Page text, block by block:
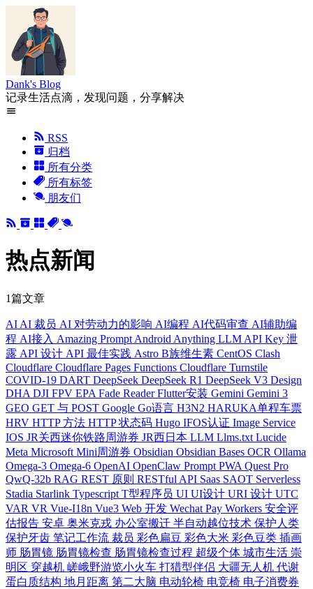
Dank's Blog
记录生活点滴，发现问题，分享解决
RSS
归档
所有分类
所有标签
朋友们
热点新闻
1篇文章
AI AI 裁员 AI 对劳动力的影响 AI编程 AI代码审查 AI辅助编
程 AI接入 Amazing Prompt Android Anything LLM API Key 泄
露 API 设计 API 最佳实践 Astro B族维生素 CentOS Clash
Cloudflare Cloudflare Pages Functions Cloudflare Turnstile
COVID-19 DART DeepSeek DeepSeek R1 DeepSeek V3 Design
DHA DJI FPV EPA Fade ReaderFlutter安装 Gemini Gemini 3
GEO GET 与 POST Google Go语言 H3N2 HARUKA单程车票
HRV HTTP 方法 HTTP 状态码 Hugo IFOS认证 Image Service
IOS JR关西迷你铁路周游券 JR西日本 LLM Llms.txt Lucide
Meta Microsoft Mini周游券 Obsidian Obsidian Bases OCR Ollama
Omega-3 Omega-6 OpenAI OpenClaw Prompt PWA Quest Pro
QwQ-32b RAG REST 原则 RESTful API Saas SAOT Serverless
Stadia Starlink Typescript T型程序员 UI UI设计 URI 设计 UTC
VAR VR Vue-I18n Vue3 Web 开发 Wechat Pay Workers 安全评
估报告 安卓 奥米克戎 办公室搬迁 半自动越位技术 保护人类
保护牙齿 笔记工作流 裁员 彩色扁豆 彩色大米 彩色豆类 插画
师 肠胃镜 肠胃镜检查 肠胃镜检查过程 超级个体 城市生活 崇
明区 穿越机 嵯峨野游览小火车 打猎型伴侣 大疆无人机 代谢
蛋白质结构 地月距离 第二大脑 电动轮椅 电竞椅 电子消费券